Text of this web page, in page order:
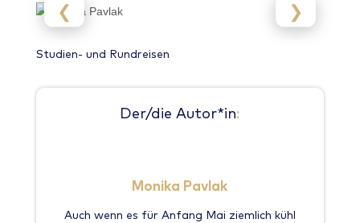
❮ ❯
Studien- und Rundreisen
Der/die Autor*in:
Monika Pavlak
Auch wenn es für Anfang Mai ziemlich kühl